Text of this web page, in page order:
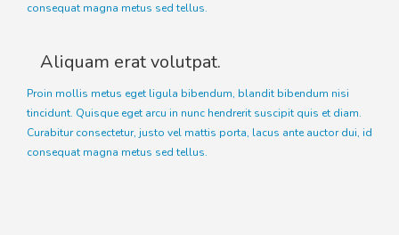
consequat magna metus sed tellus.
Aliquam erat volutpat.
Proin mollis metus eget ligula bibendum, blandit bibendum nisi
tincidunt. Quisque eget arcu in nunc hendrerit suscipit quis et diam.
Curabitur consectetur, justo vel mattis porta, lacus ante auctor dui, id
consequat magna metus sed tellus.